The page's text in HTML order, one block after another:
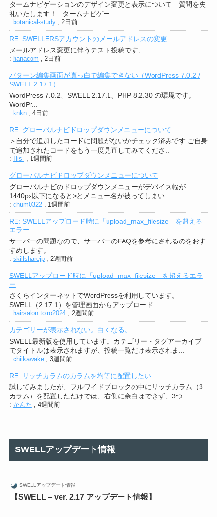
タームナビゲーションのデザイン変更と表示について 質問を失
礼いたします！ タームナビゲー...
: botanical-study, 2日前
RE: SWELLERSアカウントのメールアドレスの変更
メールアドレス変更に伴うテスト投稿です。
: hanacom , 2日前
パターン編集画面が真っ白で編集できない（WordPress 7.0.2 /
SWELL 2.17.1）
WordPress 7.0.2、SWELL 2.17.1、PHP 8.2.30 の環境です。
WordPr...
: knkn, 4日前
RE: グローバルナビドロップダウンメニューについて
＞自分で追加したコードに問題がないかチェック済みです ご自身
で追加されたコードをもう一度見直してみてくださ...
: His-, 1週間前
グローバルナビドロップダウンメニューについて
グローバルナビのドロップダウンメニューがデバイス幅が
1440px以下になると>とメニュー名が被ってしまい...
: chum0322, 1週間前
RE: SWELLアップロード時に「upload_max_filesize」を超える
エラー
サーバーの問題なので、サーバーのFAQを参考にされるのをおす
すめします。
: skillsharejp, 2週間前
SWELLアップロード時に「upload_max_filesize」を超えるエラ
ー
さくらインターネットでWordPressを利用しています。
SWELL（2.17.1）を管理画面からアップロード...
: hairsalon.toiro2024, 2週間前
カテゴリーが表示されない。白くなる。
SWELL最新版を使用しています。カテゴリー・タグアーカイブ
でタイトルは表示されますが、投稿一覧だけ表示されま...
: chiikawake, 3週間前
RE: リッチカラムのカラムを均等に配置したい
試してみましたが、フルワイドブロックの中にリッチカラム（3
カラム）を配置しただけでは、右側に余白はできず、3つ...
: かんた , 4週間前
SWELLアップデート情報
SWELLアップデート情報
【SWELL – ver. 2.17 アップデート情報】